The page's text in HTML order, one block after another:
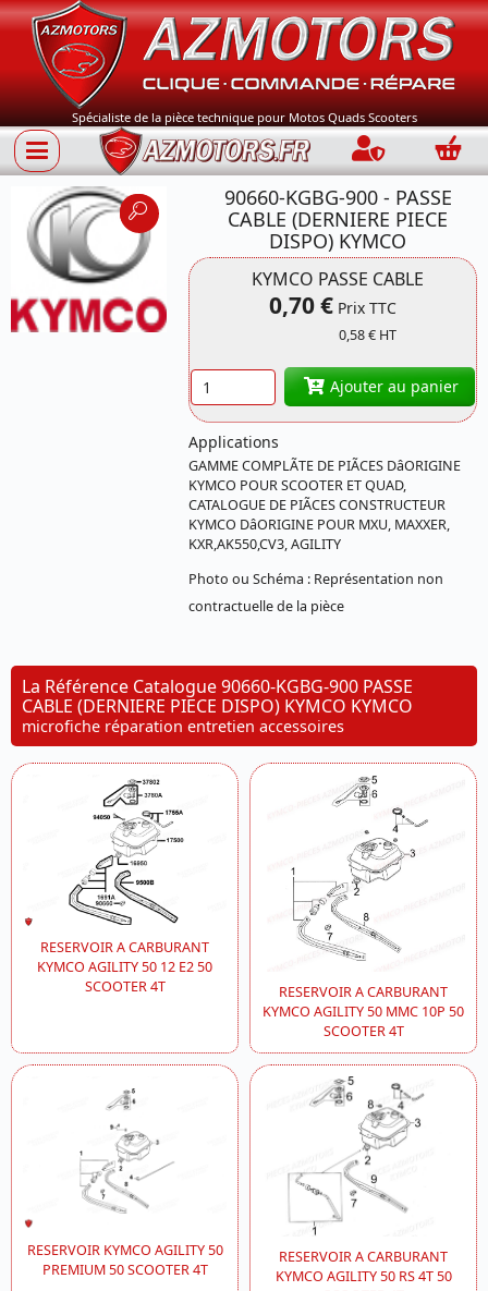
Spécialiste de la pièce technique pour Motos Quads Scooters
Connection
Référence 90660-
KGBG-900 KYMCO
90660-KGBG-900 - PASSE
CABLE (DERNIERE PIECE
DISPO) KYMCO
KYMCO PASSE CABLE
0,70 €Prix TTC
0,58 € HT
Quantité Ajouter au panier
Applications
GAMME COMPLÃTE DE PIÃCES DâORIGINE
KYMCO POUR SCOOTER ET QUAD,
CATALOGUE DE PIÃCES CONSTRUCTEUR
KYMCO DâORIGINE POUR MXU, MAXXER,
KXR,AK550,CV3, AGILITY
Photo ou Schéma : Représentation non
contractuelle de la pièce
La Référence Catalogue 90660-KGBG-900 PASSE
CABLE (DERNIERE PIECE DISPO) KYMCO KYMCO
microfiche réparation entretien accessoires
RESERVOIR A CARBURANT
KYMCO AGILITY 50 12 E2 50
SCOOTER 4T
RESERVOIR A CARBURANT
KYMCO AGILITY 50 MMC 10P 50
SCOOTER 4T
RESERVOIR KYMCO AGILITY 50
PREMIUM 50 SCOOTER 4T
RESERVOIR A CARBURANT
KYMCO AGILITY 50 RS 4T 50